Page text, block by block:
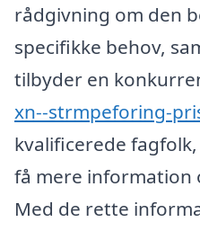
rådgivning om den
specifikke behov,
tilbyder en
xn--strmpeforing-
kvalificerede
få mere information
Med de rette